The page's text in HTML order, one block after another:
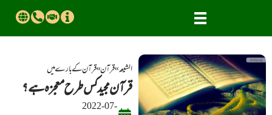
الشیعہ»قرآن»قــــرآن کے بارے میں
قرآن مجید کس طرح معجزہ ہے؟
2022-07-